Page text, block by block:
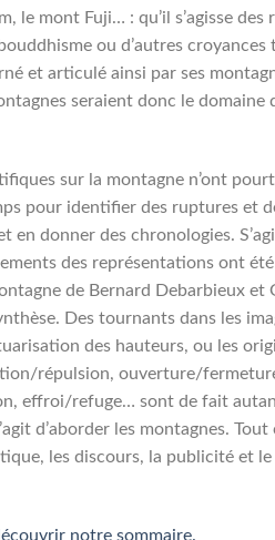
le mont Fuji… : qu’il s’agisse
ou d’autres
et articulé ainsi par ses
seraient donc le domaine
sur la montagne n’ont
pour identifier des ruptures et
en donner des chronologies.
des représentations ont été
de Bernard Debarbieux et
Des tournants dans les
des hauteurs, ou les
répulsion, ouverture/
effroi/refuge… sont de fait
d’aborder les montagnes.
les discours, la publicité et
notre sommaire.